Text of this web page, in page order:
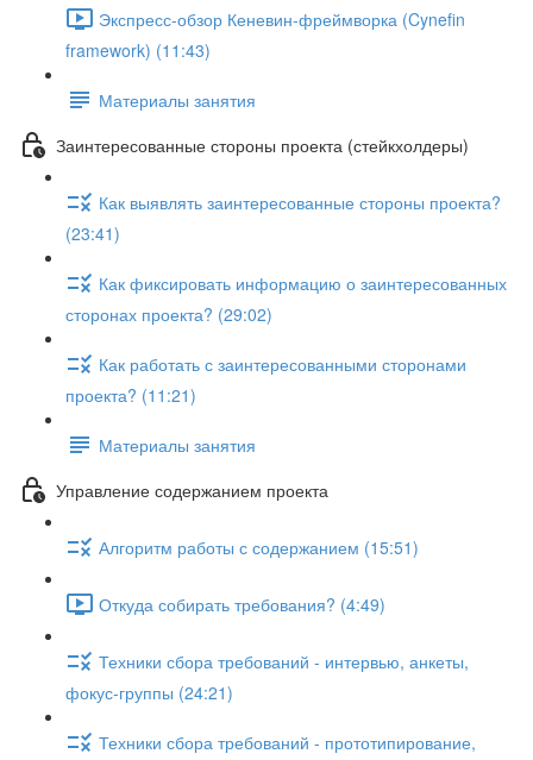
Экспресс-обзор Кеневин-фреймворка (Cynefin
framework) (11:43)
Материалы занятия
Заинтересованные стороны проекта (стейкхолдеры)
Как выявлять заинтересованные стороны проекта?
(23:41)
Как фиксировать информацию о заинтересованных
сторонах проекта? (29:02)
Как работать с заинтересованными сторонами
проекта? (11:21)
Материалы занятия
Управление содержанием проекта
Алгоритм работы с содержанием (15:51)
Откуда собирать требования? (4:49)
Техники сбора требований - интервью, анкеты,
фокус-группы (24:21)
Техники сбора требований - прототипирование,